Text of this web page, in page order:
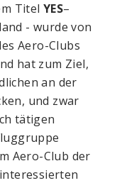
Titel YES–
- wurde von
Aero-Clubs
hat zum Ziel,
an der
und zwar
tätigen
Aero-Club der